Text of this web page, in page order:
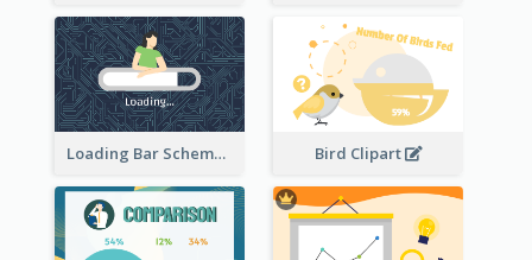
Loading Bar Schematic Diagram Bird Clipart